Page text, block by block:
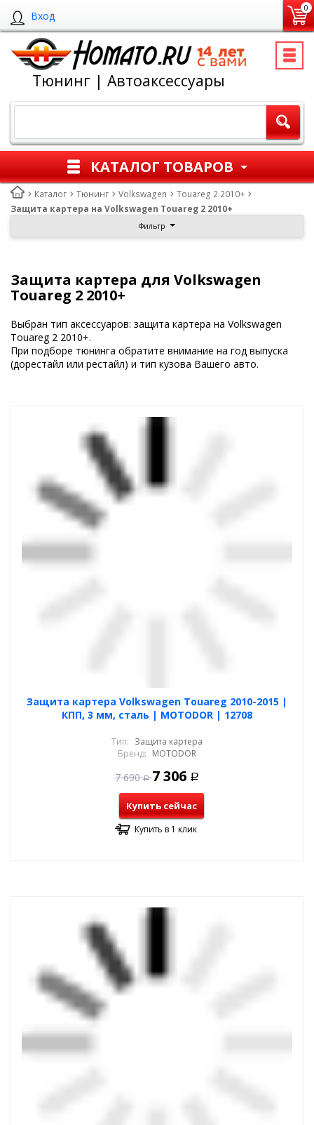
Вход
0
Тюнинг | Автоаксессуары
КАТАЛОГ ТОВАРОВ
Каталог Тюнинг Volkswagen
Touareg 2 2010+
Защита картера на Volkswagen Touareg 2 2010+
Фильтр
Защита картера для Volkswagen
Touareg 2 2010+
Выбран тип аксессуаров: защита картера на Volkswagen
Touareg 2 2010+.
При подборе тюнинга обратите внимание на год выпуска
(дорестайл или рестайл) и тип кузова Вашего авто.
Защита картера Volkswagen Touareg 2010-2015 |
КПП, 3 мм, сталь | MOTODOR | 12708
Тип: Защита картера
Бренд: MOTODOR
7 690 Р 7 306 Р
Купить сейчас
Купить в 1 клик